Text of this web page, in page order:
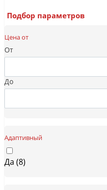
Подбор параметров
Цена от
От
До
Адаптивный
Да (8)